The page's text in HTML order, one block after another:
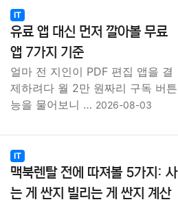
IT
유료 앱 대신 먼저 깔아볼 무료
앱 7가지 기준
얼마 전 지인이 PDF 편집 앱을 결
제하려다 월 2만 원짜리 구독 버
능을 물어보니 … 2026-08-03
IT
맥북렌탈 전에 따져볼 5가지: 사
는 게 싼지 빌리는 게 싼지 계산